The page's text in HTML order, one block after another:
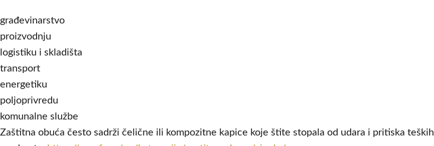
građevinarstvo
proizvodnju
logistiku i skladišta
transport
energetiku
poljoprivredu
komunalne službe
Zaštitna obuća često sadrži čelične ili kompozitne kapice koje štite stopala od udara i pritiska teških